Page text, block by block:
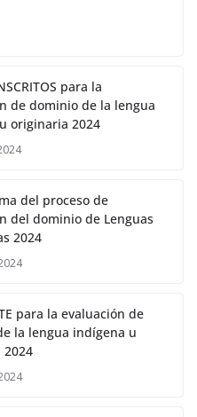
para la
de dominio de la lengua
originaria 2024
del proceso de
del dominio de Lenguas
2024
para la evaluación de
la lengua indígena u